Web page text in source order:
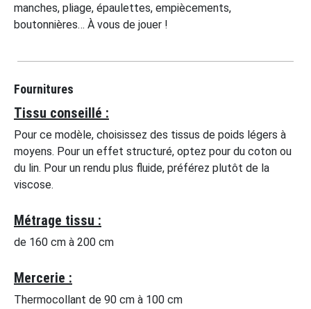
manches, pliage, épaulettes, empiècements,
boutonnières… À vous de jouer !
Fournitures
Tissu conseillé :
Pour ce modèle, choisissez des tissus de poids légers à
moyens. Pour un effet structuré, optez pour du coton ou
du lin. Pour un rendu plus fluide, préférez plutôt de la
viscose.
Métrage tissu :
de 160 cm à 200 cm
Mercerie :
Thermocollant de 90 cm à 100 cm